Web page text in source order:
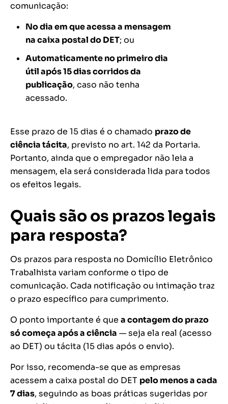
comunicação:
No dia em que acessa a mensagem
na caixa postal do DET; ou
Automaticamente no primeiro dia
útil após 15 dias corridos da
publicação, caso não tenha
acessado.
Esse prazo de 15 dias é o chamado prazo de
ciência tácita, previsto no art. 142 da Portaria.
Portanto, ainda que o empregador não leia a
mensagem, ela será considerada lida para todos
os efeitos legais.
Quais são os prazos legais
para resposta?
Os prazos para resposta no Domicílio Eletrônico
Trabalhista variam conforme o tipo de
comunicação. Cada notificação ou intimação traz
o prazo específico para cumprimento.
O ponto importante é que a contagem do prazo
só começa após a ciência — seja ela real (acesso
ao DET) ou tácita (15 dias após o envio).
Por isso, recomenda-se que as empresas
acessem a caixa postal do DET pelo menos a cada
7 dias, seguindo as boas práticas sugeridas por